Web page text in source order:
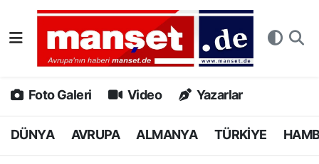
Foto Galeri Video Yazarlar
DÜNYA AVRUPA ALMANYA TÜRKİYE
DÜNYA
AVRUPA
ALMANYA
Nöbetçi Eczaneler
Hava Durumu
Namaz Vakitleri